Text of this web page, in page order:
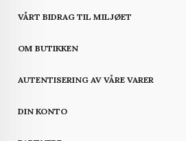
VÅRT BIDRAG TIL MILJØET
OM BUTIKKEN
AUTENTISERING AV VÅRE VARER
DIN KONTO